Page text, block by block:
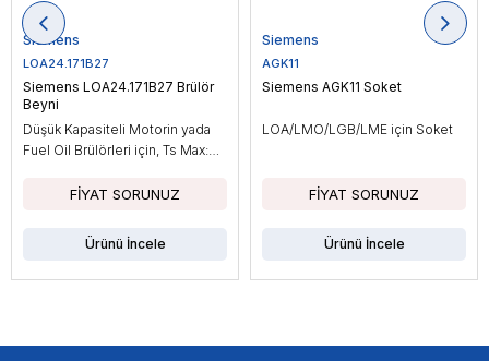
Siemens
LOA24.171B27
Siemens LOA24.171B27 Brülör
Beyni
Düşük Kapasiteli Motorin yada
Fuel Oil Brülörleri için, Ts Max:
Ürünü İncele
Siemens
AGK11
Siemens AGK11 Soket
LOA/LMO/LGB/LME için Soket
Ürünü İncele